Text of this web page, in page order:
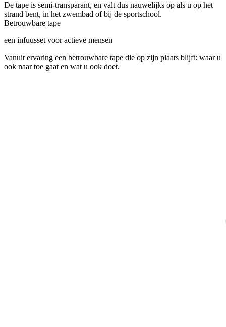
De tape is semi-transparant, en valt dus nauwelijks op als u op het
strand bent, in het zwembad of bij de sportschool.
Betrouwbare tape
een infuusset voor actieve mensen
Vanuit ervaring een betrouwbare tape die op zijn plaats blijft: waar u
ook naar toe gaat en wat u ook doet.